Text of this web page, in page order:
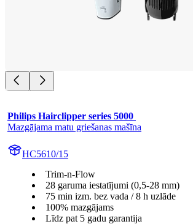
Philips Hairclipper series 5000
Mazgājama matu griešanas mašīna
HC5610/15
Trim-n-Flow
28 garuma iestatījumi (0,5-28 mm)
75 min izm. bez vada / 8 h uzlāde
100% mazgājams
Līdz pat 5 gadu garantija